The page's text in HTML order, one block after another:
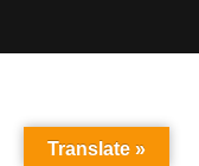
Translate »